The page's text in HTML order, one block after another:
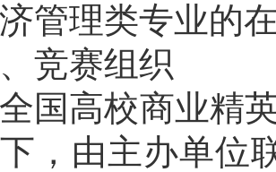
管理类专业的
竞赛组织
国高校商业精
，由主办单位